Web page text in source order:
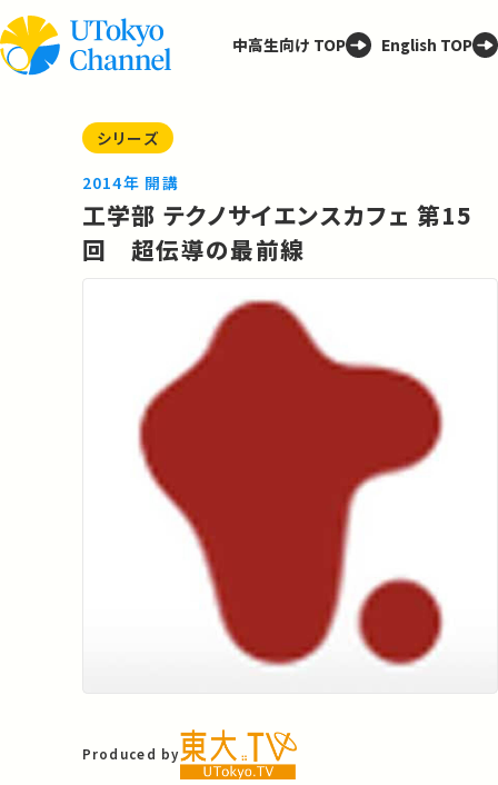
中高生向け TOP English TOP
シリーズ
2014年 開講
工学部 テクノサイエンスカフェ 第15
回 超伝導の最前線
Produced by